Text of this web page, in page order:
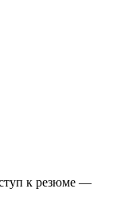
к резюме —